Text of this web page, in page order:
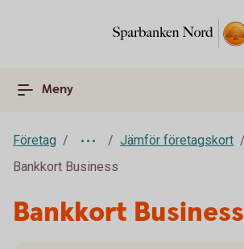
Meny
Företag
Jämför företagskort
Bankkort Business
Bankkort Business